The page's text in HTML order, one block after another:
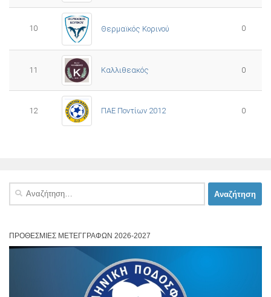
10 Θερμαϊκός Κορινού 0
11 Καλλιθεακός 0
12 ΠΑΕ Ποντίων 2012 0
Αναζήτηση
ΠΡΟΘΕΣΜΊΕΣ ΜΕΤΕΓΓΡΑΦΏΝ 2026-2027